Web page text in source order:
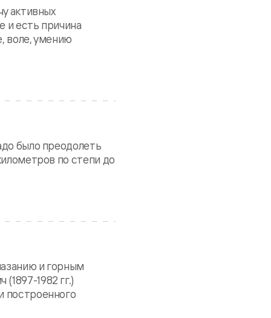
активных
и есть причина
воле, умению
было преодолеть
по степи до
и горным
1982 гг.)
построенного